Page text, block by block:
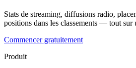
Stats de streaming, diffusions radio,
positions dans les classements — tout sur
Commencer gratuitement
Produit